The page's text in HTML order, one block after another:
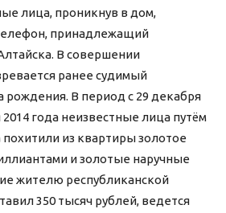
лица, проникнув в дом,
принадлежащий
В совершении
ранее судимый
рождения. В период с 29 декабря
2014 года неизвестные лица путём
из квартиры золотое
и золотые наручные
жителю республиканской
350 тысяч рублей, ведется